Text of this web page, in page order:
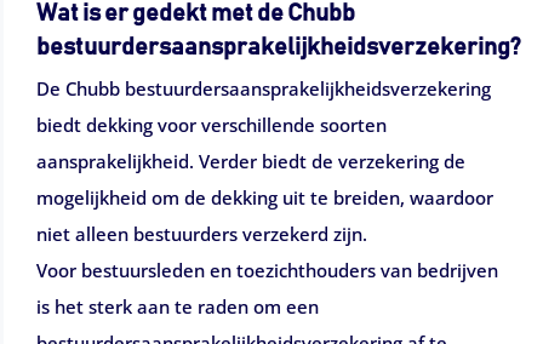
Wat is er gedekt met de Chubb
bestuurdersaansprakelijkheidsverzekering?
De Chubb bestuurdersaansprakelijkheidsverzekering
biedt dekking voor verschillende soorten
aansprakelijkheid. Verder biedt de verzekering de
mogelijkheid om de dekking uit te breiden, waardoor
niet alleen bestuurders verzekerd zijn.
Voor bestuursleden en toezichthouders van bedrijven
is het sterk aan te raden om een